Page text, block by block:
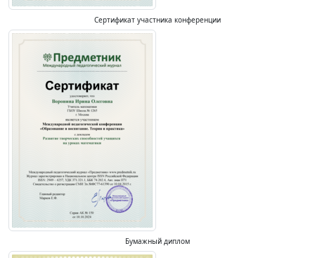
Сертификат участника конференции
Бумажный диплом